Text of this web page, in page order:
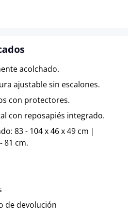
disponible en este momento.)
acolchado.
ajustable sin escalones.
con protectores.
con reposapiés integrado.
83 - 104 x 46 x 49 cm |
81 cm.
de devolución